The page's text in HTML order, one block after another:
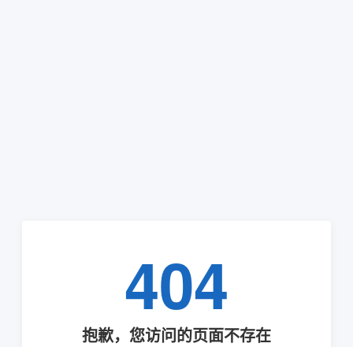
404
抱歉，您访问的页面不存在